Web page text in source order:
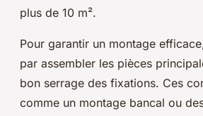
plus de 10 m².
Pour garantir un montage
par assembler les pièces
bon serrage des fixations. Ces
comme un montage bancal ou